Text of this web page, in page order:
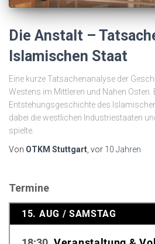
Die Anstalt –
Islamischen Staat
Eine kurze Tatsachenanalyse der
Westens im Mittleren und Nahen Osten.
Entstehungsgeschichte des
dabei die westlichen Industriestaaten
spielte.
Von OTKM Stuttgart , vor 10 Jahren
Termine